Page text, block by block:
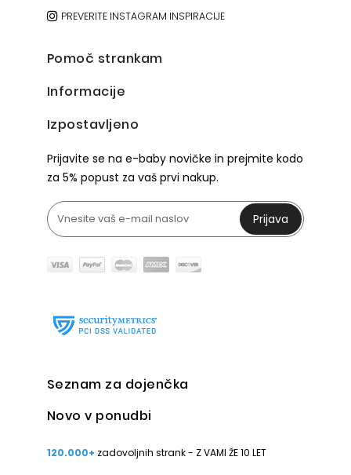
PREVERITE INSTAGRAM INSPIRACIJE
Pomoč strankam
Informacije
Izpostavljeno
Prijavite se na e-baby novičke in prejmite kodo
za 5% popust za vaš prvi nakup.
Prijava
Seznam za dojenčka
Novo v ponudbi
120.000+ zadovoljnih strank - Z VAMI ŽE 10 LET